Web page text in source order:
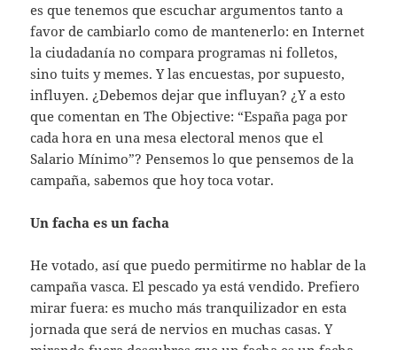
es que tenemos que escuchar argumentos tanto a
favor de cambiarlo como de mantenerlo: en Internet
la ciudadanía no compara programas ni folletos,
sino tuits y memes. Y las encuestas, por supuesto,
influyen. ¿Debemos dejar que influyan? ¿Y a esto
que comentan en The Objective: “España paga por
cada hora en una mesa electoral menos que el
Salario Mínimo”? Pensemos lo que pensemos de la
campaña, sabemos que hoy toca votar.
Un facha es un facha
He votado, así que puedo permitirme no hablar de la
campaña vasca. El pescado ya está vendido. Prefiero
mirar fuera: es mucho más tranquilizador en esta
jornada que será de nervios en muchas casas. Y